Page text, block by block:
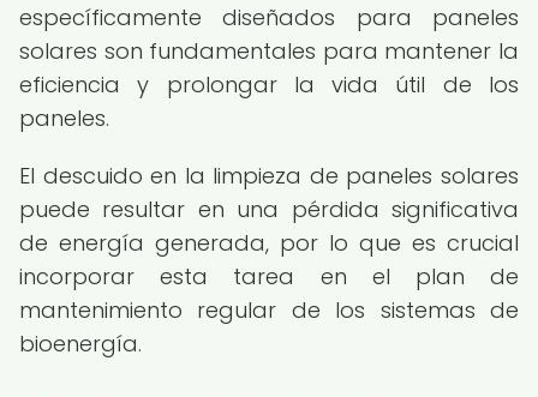
específicamente diseñados para paneles
solares son fundamentales para mantener la
eficiencia y prolongar la vida útil de los
paneles.
El descuido en la limpieza de paneles solares
puede resultar en una pérdida significativa
de energía generada, por lo que es crucial
incorporar esta tarea en el plan de
mantenimiento regular de los sistemas de
bioenergía.